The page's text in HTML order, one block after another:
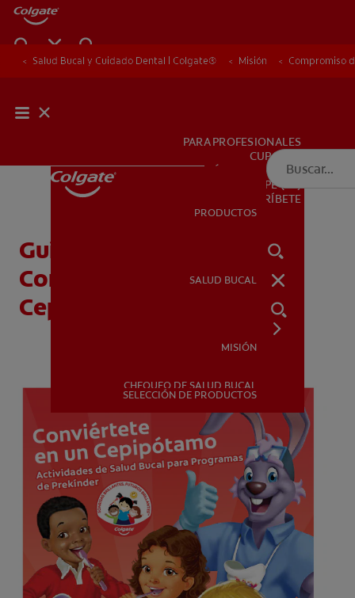
PRODUCTOS
CHEQUEO DE SALUD BUCAL
SELECCIÓN DE PRODUCTOS
PARA PROFESIONALES
CUPONES
PARA PROFESIONALES
CUPONES
DÓNDE COMPRAR
PE (ES)
SUSCRÍBETE
PRODUCTOS
SALUD BUCAL
MISIÓN
CHEQUEO DE SALUD BUCAL
SELECCIÓN DE PRODUCTOS
Salud Bucal y Cuidado Dental | Colgate® Misión Compromiso
Salud Bucal y Cuidado Dental | Colgate® Misión Compromiso
Guía de actividades
Conviértete en un
Cepipótamo - Docente